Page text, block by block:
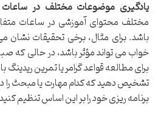
یادگیری موضوعات مختلف در
مختلف محتوای آموزشی در ساعات
باشد. برای مثال، برخی تحقیقات
خواب می تواند مؤثر باشد، در حالی
برای مطالعه قواعد گرامر یا تمرین ریدینگ
تشخیص دهید که کدام مهارت یا مبحث را
برنامه ریزی خود را بر این اساس تنظیم